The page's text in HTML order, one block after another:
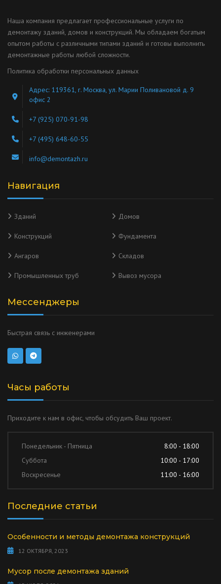
Наша компания предлагает профессиональные услуги по
демонтажу зданий, домов и конструкций. Мы обладаем богатым
опытом работы с различными типами зданий и готовы выполнить
демонтажные работы любой сложности.
Политика обработки персональных данных
Адрес: 119361, г. Москва, ул. Марии Поливановой д. 9
офис 2
+7 (925) 070-91-98
+7 (495) 648-60-55
info@demontazh.ru
Навигация
Зданий Домов
Конструкций Фундамента
Ангаров Складов
Промышленных труб Вывоз мусора
Мессенджеры
Быстрая связь с инженерами
Часы работы
Приходите к нам в офис, чтобы обсудить Ваш проект.
Понедельник - Пятница
8:00 - 18:00
Суббота
10:00 - 17:00
Воскресенье
11:00 - 16:00
Последние статьи
Особенности и методы демонтажа конструкций
12 ОКТЯБРЯ, 2023
Мусор после демонтажа зданий